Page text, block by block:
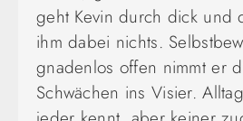
geht Kevin durch dick und
ihm dabei nichts.
gnadenlos offen nimmt er
Schwächen ins Visier.